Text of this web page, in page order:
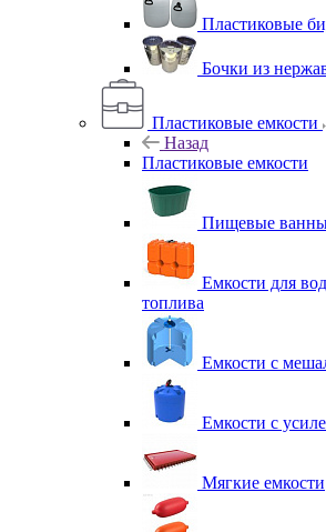
Пластиковые
Бочки из
Пластиковые емкости
Назад
Пластиковые емкости
Пищевые
Емкости для
топлива
Емкости с
Емкости с
Мягкие емкости